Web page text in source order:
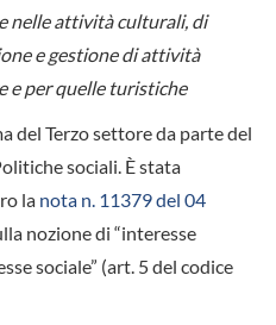
nelle attività culturali, di
e gestione di attività
e per quelle turistiche
del Terzo settore da parte del
sociali. È stata
la nota n. 11379 del 04
nozione di “interesse
sociale” (art. 5 del codice